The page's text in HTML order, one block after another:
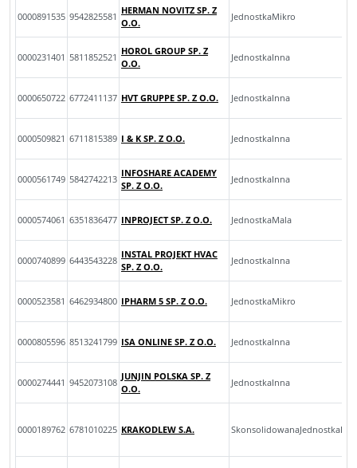
0000891535 9542825581
HERMAN NOVITZ SP. Z
O.O.
JednostkaMikro
0000231401 5811852521
HOROL GROUP SP. Z
O.O.
JednostkaInna
0000650722 6772411137 HVT GRUPPE SP. Z O.O. JednostkaInna
0000509821 6711815389 I & K SP. Z O.O. JednostkaInna
0000561749 5842742213
INFOSHARE ACADEMY
SP. Z O.O.
JednostkaInna
0000574061 6351836477 INPROJECT SP. Z O.O. JednostkaMala
0000740899 6443543228
INSTAL PROJEKT HVAC
SP. Z O.O.
JednostkaInna
0000523581 6462934800 IPHARM 5 SP. Z O.O. JednostkaMikro
0000805596 8513241799 ISA ONLINE SP. Z O.O. JednostkaInna
0000274441 9452073108
JUNJIN POLSKA SP. Z
O.O.
JednostkaInna
0000189762 6781010225 KRAKODLEW S.A.